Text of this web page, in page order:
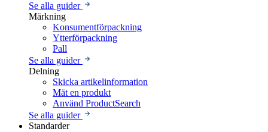
Se alla guider
Märkning
Konsumentförpackning
Ytterförpackning
Pall
Se alla guider
Delning
Skicka artikelinformation
Mät en produkt
Använd ProductSearch
Se alla guider
Standarder